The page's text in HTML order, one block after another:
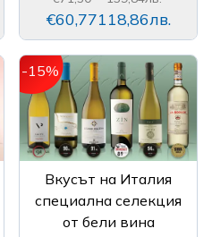
€60,77118,86лв.
-15%
Вкусът на Италия
специална селекция
от бели вина